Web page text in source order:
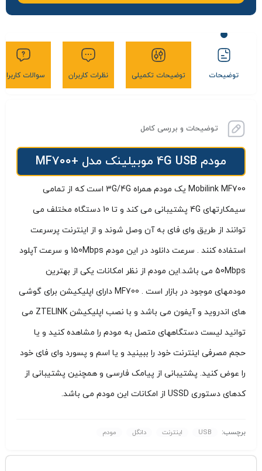
توضیحات توضیحات تکمیلی نظرات کاربران سوالات کاربران
توضیحات و بررسی کامل
مودم 4G USB موبیلینک مدل +MF700
Mobilink MF700 یک مودم همراه 3G/4G است که از تمامی
سیمکارتهای 4G پشتیبانی می کند و تا 10 دستگاه مختلف می
توانند از طریق وای فای به آن وصل شوند و از اینترنت پرسرعت
استفاده کنند . سرعت دانلود در این مودم 150Mbps و سرعت آپلود
50Mbps می باشد.این مودم از نظر امکانات یکی از بهترین
مودمهای موجود در بازار است . MF700 دارای اپلیکیشن برای گوشی
های اندروید و آیفون می باشد و با نصب اپلیکیشن ZTELINK می
توانید لیست دستگاههای متصل به مودم را مشاهده کنید و یا
حجم مصرفی اینترنت خود را ببینید و یا اسم و پسورد وای فای خود
را عوض کنید. پشتیبانی از پیامک فارسی و همچنین پشتیبانی از
کدهای دستوری USSD از امکانات این مودم می باشد.
برچسب: USB اینترنت دانگل مودم